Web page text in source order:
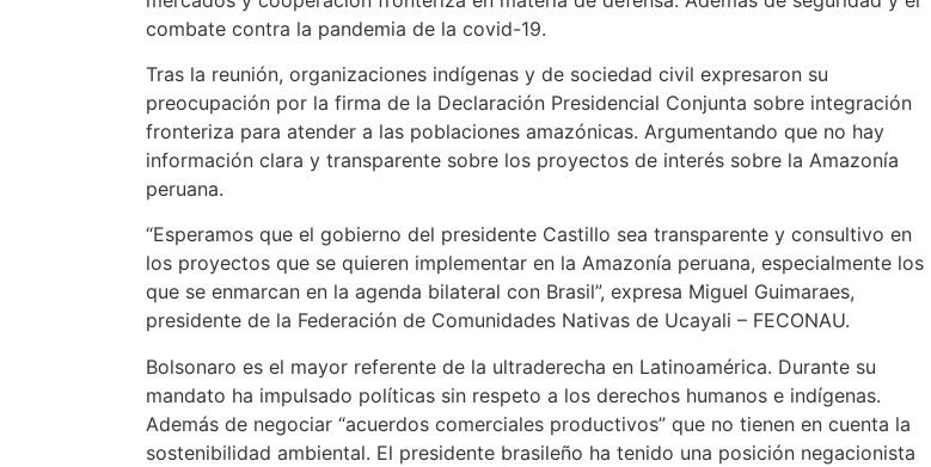
combate contra la pandemia de la covid-19.
Tras la reunión, organizaciones indígenas y de sociedad civil expresaron su
preocupación por la firma de la Declaración Presidencial Conjunta sobre integración
fronteriza para atender a las poblaciones amazónicas. Argumentando que no hay
información clara y transparente sobre los proyectos de interés sobre la Amazonía
peruana.
“Esperamos que el gobierno del presidente Castillo sea transparente y consultivo en
los proyectos que se quieren implementar en la Amazonía peruana, especialmente los
que se enmarcan en la agenda bilateral con Brasil”, expresa Miguel Guimaraes,
presidente de la Federación de Comunidades Nativas de Ucayali – FECONAU.
Bolsonaro es el mayor referente de la ultraderecha en Latinoamérica. Durante su
mandato ha impulsado políticas sin respeto a los derechos humanos e indígenas.
Además de negociar “acuerdos comerciales productivos” que no tienen en cuenta la
sostenibilidad ambiental. El presidente brasileño ha tenido una posición negacionista